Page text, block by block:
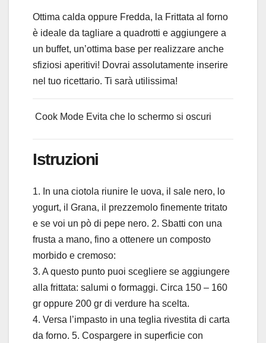
Ottima calda oppure Fredda, la Frittata al forno
è ideale da tagliare a quadrotti e aggiungere a
un buffet, un’ottima base per realizzare anche
sfiziosi aperitivi! Dovrai assolutamente inserire
nel tuo ricettario. Ti sarà utilissima!
Cook Mode Evita che lo schermo si oscuri
Istruzioni
1. In una ciotola riunire le uova, il sale nero, lo
yogurt, il Grana, il prezzemolo finemente tritato
e se voi un pò di pepe nero. 2. Sbatti con una
frusta a mano, fino a ottenere un composto
morbido e cremoso:
3. A questo punto puoi scegliere se aggiungere
alla frittata: salumi o formaggi. Circa 150 – 160
gr oppure 200 gr di verdure ha scelta.
4. Versa l’impasto in una teglia rivestita di carta
da forno. 5. Cospargere in superficie con